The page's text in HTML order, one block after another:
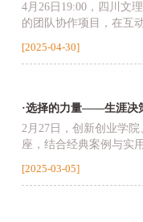
4月26日19:00，四川文
的团队协作项目，在互
[2025-04-30]
·选择的力量——生涯决
2月27日，创新创业学
座，结合经典案例与实
[2025-03-05]